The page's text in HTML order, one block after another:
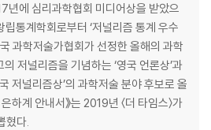
and its impact on modern life. Fr
intelligence, Tom Chivers show
idea can have far-reaching consequ
년에 심리과학협회 미디어상을 받았으
통계학회로부터 ‘저널리즘 통계 우수
과학저술가협회가 선정한 올해의 과학
저널리즘을 기념하는 ‘영국 언론상’과
국 저널리즘상’의 과학저술 분야 후보로 올
하계 안내서》는 2019년 〈더 타임스〉가
혔다.